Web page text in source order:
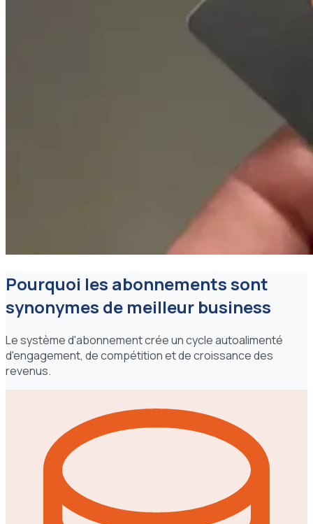
Pourquoi les abonnements sont
synonymes de meilleur business
Le système d'abonnement crée un cycle autoalimenté
d'engagement, de compétition et de croissance des
revenus.